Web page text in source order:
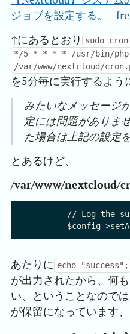
ジョブを設定する。 -
↑にあるとおり
sudo
*/5 * * * * /usr/bin/
/var/www/nextcloud/
を5分毎に実行するよう
みたいなメッセージ
定には問題がありま
た場合は上記の設定
とあるけど、
/var/www/nextcloud/
// Log the
あたりに echo "success";
が出力されたから、何
い、ということなので
が保留になっています、